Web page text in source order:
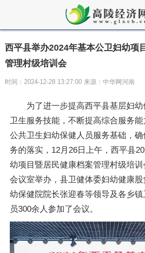
西平县举办2024年基本公卫妇幼项
管理村级培训会
时间：2024-12-28 13:27:00 来源：中华网河南
为了进一步提高西平县基层妇
卫生服务技能，不断提高综合服务
公共卫生妇幼保健人员服务基础，
务的落实 ，12月26日上午，西平县
幼项目暨居民健康档案管理村级培
会议室举办，县卫健体委妇幼健康
幼保健院院长张迎春等领导及各乡
员300余人参加了会议。